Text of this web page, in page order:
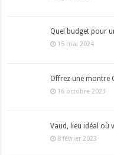
Quel budget pour
15 mai 2024
Offrez une montre
16 octobre 2023
Vaud, lieu idéal où
8 février 2023